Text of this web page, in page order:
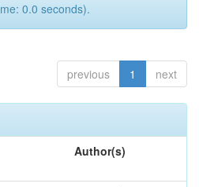
0.0 seconds).
previous 1 next
Author(s)